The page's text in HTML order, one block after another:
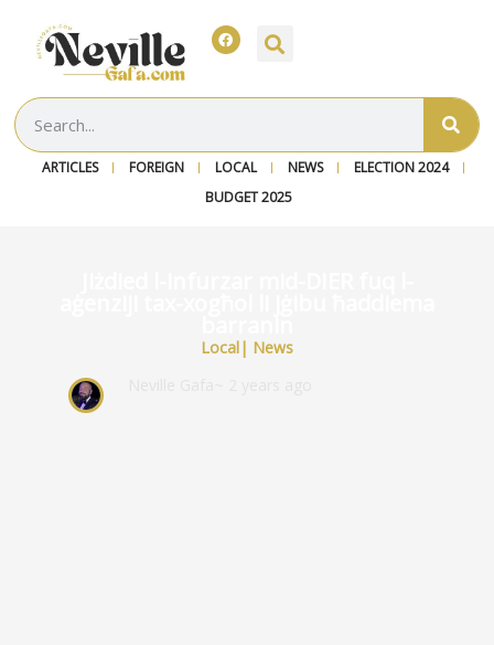
ARTICLES FOREIGN LOCAL NEWS
ELECTION 2024
BUDGET 2025
Local | News